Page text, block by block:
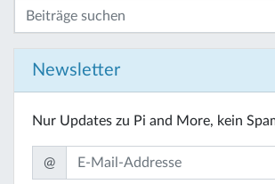
Newsletter
Nur Updates zu Pi and More, kein
@